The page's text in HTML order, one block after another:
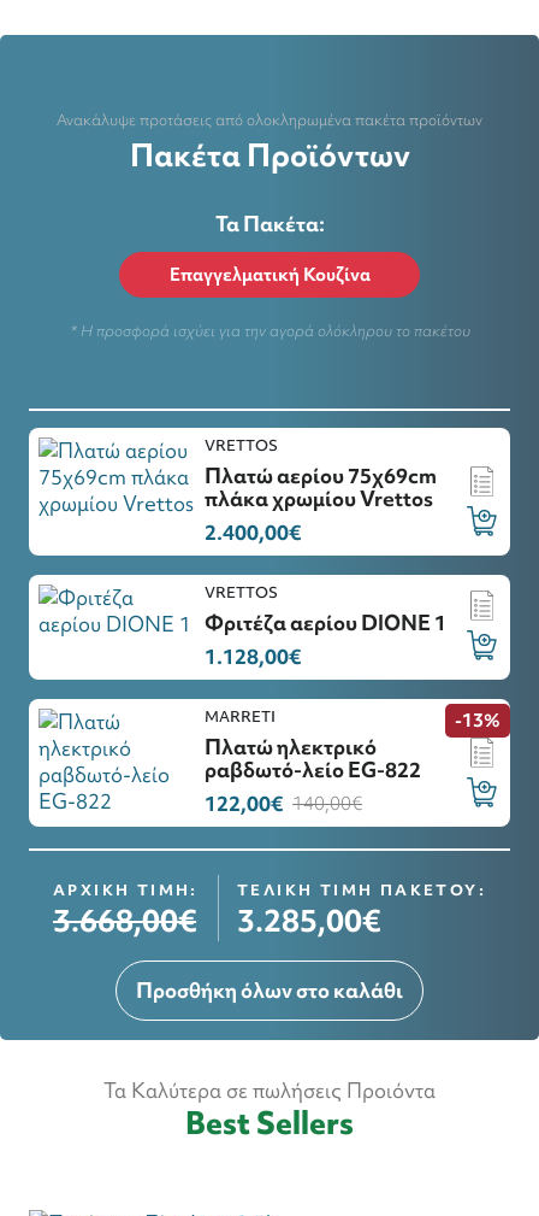
Ανακάλυψε προτάσεις από ολοκληρωμένα πακέτα προϊόντων
Πακέτα Προϊόντων
Τα Πακέτα:
Επαγγελματική Κουζίνα
* Η προσφορά ισχύει για την αγορά ολόκληρου το πακέτου
VRETTOS
Πλατώ αερίου 75χ69cm
πλάκα χρωμίου Vrettos
2.400,00€
VRETTOS
Φριτέζα αερίου DIONE 1
1.128,00€
-13%
MARRETI
Πλατώ ηλεκτρικό
ραβδωτό-λείο ΕG-822
140,00€
122,00€
ΑΡΧΙΚΗ ΤΙΜΗ:
3.668,00€
ΤΕΛΙΚΗ ΤΙΜΗ ΠΑΚΕΤΟΥ:
3.285,00€
Προσθήκη όλων στο καλάθι
Τα Καλύτερα σε πωλήσεις Προιόντα
Best Sellers